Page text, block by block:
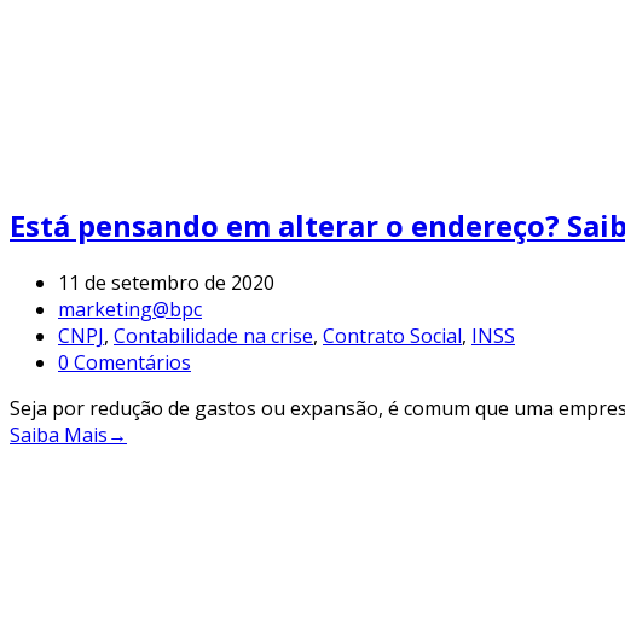
Está pensando em alterar o endereço?
11 de setembro de 2020
marketing@bpc
CNPJ, Contabilidade na crise, Contrato Social, INSS
0 Comentários
Seja por redução de gastos ou expansão, é comum que uma
Saiba Mais→